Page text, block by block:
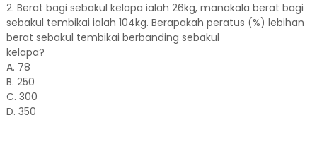
2. Berat bagi sebakul kelapa ialah 26kg, manakala berat bagi
sebakul tembikai ialah 104kg. Berapakah peratus (%) lebihan
berat sebakul tembikai berbanding sebakul
kelapa?
A. 78
B. 250
C. 300
D. 350